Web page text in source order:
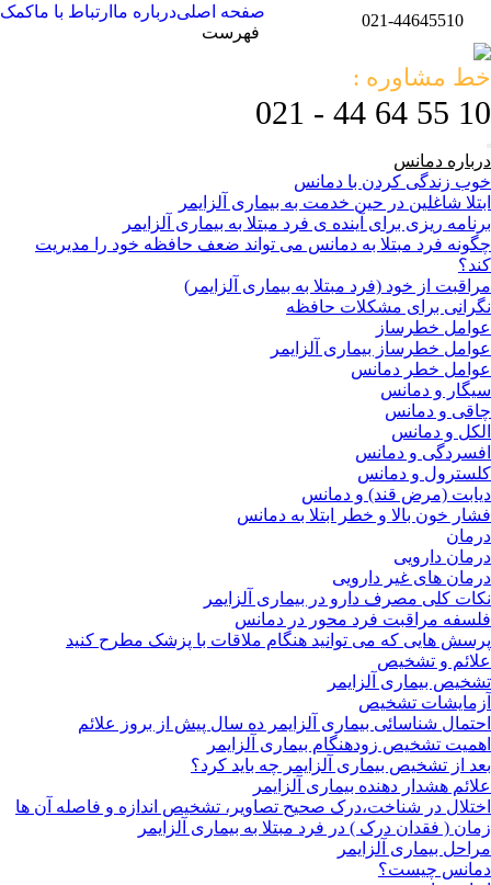
021-44645510
صفحه اصلیدرباره ما ارتباط با ماکمک
فهرست
خط مشاوره :
10 55 64 44 - 021
درباره دمانس
خوب زندگی کردن با دمانس
ابتلا شاغلین در حین خدمت به بیماری آلزایمر
برنامه ریزی برای آینده ی فرد مبتلا به بیماری آلزایمر
چگونه فرد مبتلا به دمانس می تواند ضعف حافظه خود را مدیریت
کند؟
مراقبت از خود (فرد مبتلا به بیماری آلزایمر)
نگرانی برای مشکلات حافظه
عوامل خطرساز
عوامل خطرساز بیماری آلزایمر
عوامل خطر دمانس
سیگار و دمانس
چاقی و دمانس
الکل و دمانس
افسردگی و دمانس
کلسترول و دمانس
دیابت (مرض قند) و دمانس
فشار خون بالا و خطر ابتلا به دمانس
درمان
درمان دارویی
درمان های غیر دارویی
نکات کلی مصرف دارو در بیماری آلزایمر
فلسفه مراقبت فرد محور در دمانس
پرسش هایی که می توانید هنگام ملاقات با پزشک مطرح کنید
علائم و تشخیص
تشخیص بیماری آلزایمر
آزمایشات تشخیص
احتمال شناسائی بیماری آلزایمر ده سال پیش از بروز علائم
اهمیت تشخیص زودهنگام بیماری آلزایمر
بعد از تشخیص بیماری آلزایمر چه باید کرد؟
علائم هشدار دهنده بیماری آلزایمر
اختلال در شناخت،درک صحیح تصاویر، تشخیص اندازه و فاصله آن ها
زمان ( فقدان درک ) در فرد مبتلا به بیماری آلزایمر
مراحل بیماری آلزایمر
دمانس چیست؟